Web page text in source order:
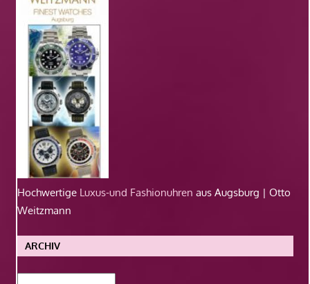
Hochwertige Luxus-und Fashionuhren aus Augsburg | Otto
Weitzmann
ARCHIV